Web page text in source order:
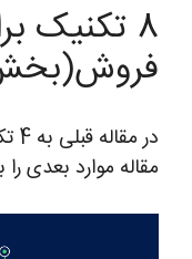
8 تکنیک
مقاله موارد بعدی